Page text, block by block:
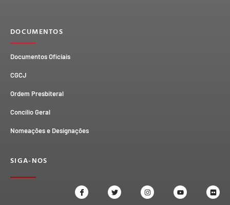
DOCUMENTOS
Documentos Oficiais
CGCJ
Ordem Presbiteral
Concílio Geral
Nomeações e Designações
SIGA-NOS